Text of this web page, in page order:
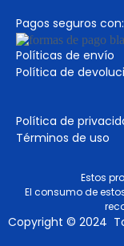
Pagos seguros con:
Políticas de envío
Política de
Política de
Términos de uso
Estos
El consumo de
Copyright © 2024